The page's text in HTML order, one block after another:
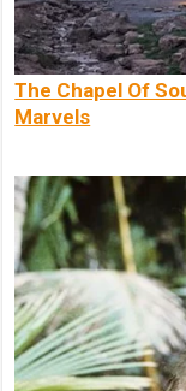
The Chapel Of
Marvels